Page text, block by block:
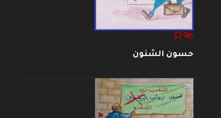
حسون الشنون